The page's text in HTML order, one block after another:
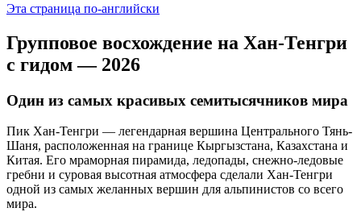
Эта страница по-английски
Групповое восхождение на Хан-Тенгри
с гидом — 2026
Один из самых красивых семитысячников мира
Пик Хан-Тенгри — легендарная вершина Центрального Тянь-
Шаня, расположенная на границе Кыргызстана, Казахстана и
Китая. Его мраморная пирамида, ледопады, снежно-ледовые
гребни и суровая высотная атмосфера сделали Хан-Тенгри
одной из самых желанных вершин для альпинистов со всего
мира.